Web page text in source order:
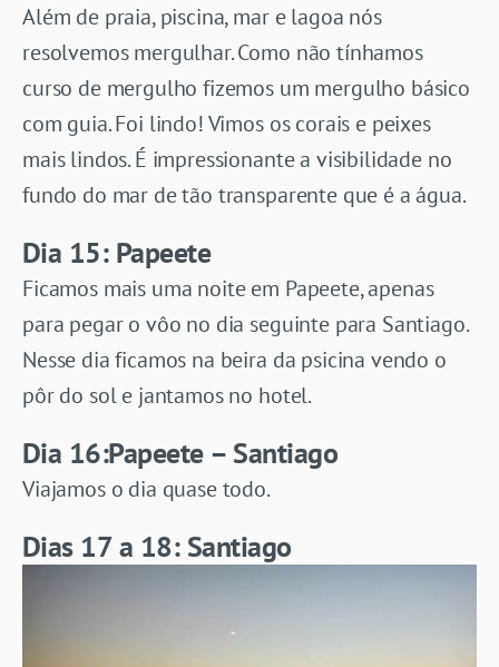
Além de praia, piscina, mar e lagoa nós
resolvemos mergulhar. Como não tínhamos
curso de mergulho fizemos um mergulho básico
com guia. Foi lindo! Vimos os corais e peixes
mais lindos. É impressionante a visibilidade no
fundo do mar de tão transparente que é a água.
Dia 15: Papeete
Ficamos mais uma noite em Papeete, apenas
para pegar o vôo no dia seguinte para Santiago.
Nesse dia ficamos na beira da psicina vendo o
pôr do sol e jantamos no hotel.
Dia 16:Papeete – Santiago
Viajamos o dia quase todo.
Dias 17 a 18: Santiago